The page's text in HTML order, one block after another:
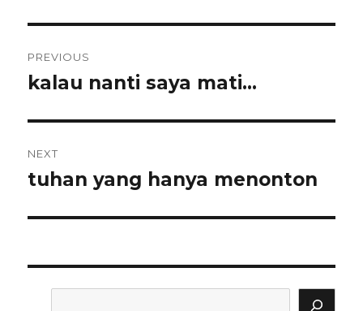
navigation
PREVIOUS
Previous
kalau nanti saya mati…
NEXT
Next
tuhan yang hanya menonton